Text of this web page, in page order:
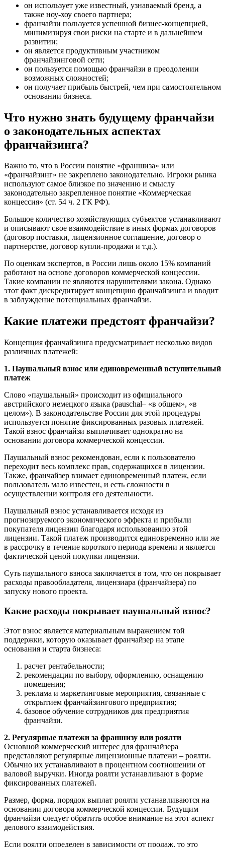
он использует уже известный, узнаваемый бренд, а
также ноу-хоу своего партнера;
франчайзи пользуется успешной бизнес-концепцией,
минимизируя свои риски на старте и в дальнейшем
развитии;
он является продуктивным участником
франчайзинговой сети;
он пользуется помощью франчайзи в преодолении
возможных сложностей;
он получает прибыль быстрей, чем при самостоятельном
основании бизнеса.
Что нужно знать будущему франчайзи
о законодательных аспектах
франчайзинга?
Важно то, что в России понятие «франшиза» или
«франчайзинг» не закреплено законодательно. Игроки рынка
используют самое близкое по значению и смыслу
законодательно закрепленное понятие «Коммерческая
концессия» (ст. 54 ч. 2 ГК РФ).
Большое количество хозяйствующих субъектов устанавливают
и описывают свое взаимодействие в иных формах договоров
(договор поставки, лицензионное соглашение, договор о
партнерстве, договор купли-продажи и т.д.).
По оценкам экспертов, в России лишь около 15% компаний
работают на основе договоров коммерческой концессии.
Такие компании не являются нарушителями закона. Однако
этот факт дискредитирует концепцию франчайзинга и вводит
в заблуждение потенциальных франчайзи.
Какие платежи предстоят франчайзи?
Концепция франчайзинга предусматривает несколько видов
различных платежей:
1. Паушальный взнос или единовременный вступительный
платеж
Слово «паушальный» происходит из официального
австрийского немецкого языка (pauschal– «в общем», «в
целом»). В законодательстве России для этой процедуры
используется понятие фиксированных разовых платежей.
Такой взнос франчайзи выплачивает однократно на
основании договора коммерческой концессии.
Паушальный взнос рекомендован, если к пользователю
переходит весь комплекс прав, содержащихся в лицензии.
Также, франчайзер взимает единовременный платеж, если
пользователь мало известен, и есть сложности в
осуществлении контроля его деятельности.
Паушальный взнос устанавливается исходя из
прогнозируемого экономического эффекта и прибыли
покупателя лицензии благодаря использованию этой
лицензии. Такой платеж производится единовременно или же
в рассрочку в течение короткого периода времени и является
фактической ценой покупки лицензии.
Суть паушального взноса заключается в том, что он покрывает
расходы правообладателя, лицензиара (франчайзера) по
запуску нового проекта.
Какие расходы покрывает паушальный взнос?
Этот взнос является материальным выражением той
поддержки, которую оказывает франчайзер на этапе
основания и старта бизнеса:
расчет рентабельности;
рекомендации по выбору, оформлению, оснащению
помещения;
реклама и маркетинговые мероприятия, связанные с
открытием франчайзингового предприятия;
базовое обучение сотрудников для предприятия
франчайзи.
2. Регулярные платежи за франшизу или роялти
Основной коммерческий интерес для франчайзера
представляют регулярные лицензионные платежи – роялти.
Обычно их устанавливают в процентном соотношении от
валовой выручки. Иногда роялти устанавливают в форме
фиксированных платежей.
Размер, форма, порядок выплат роялти устанавливаются на
основании договора коммерческой концессии. Будущим
франчайзи следует обратить особое внимание на этот аспект
делового взаимодействия.
Если роялти определен в зависимости от продаж, то это